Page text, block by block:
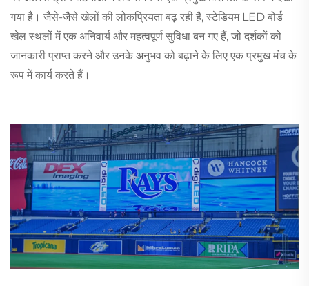
गया है। जैसे-जैसे खेलों की लोकप्रियता बढ़ रही है, स्टेडियम LED बोर्ड
खेल स्थलों में एक अनिवार्य और महत्वपूर्ण सुविधा बन गए हैं, जो दर्शकों को
जानकारी प्राप्त करने और उनके अनुभव को बढ़ाने के लिए एक प्रमुख मंच के
रूप में कार्य करते हैं।